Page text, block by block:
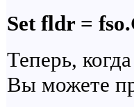
Set fldr =
Теперь,
Вы можете